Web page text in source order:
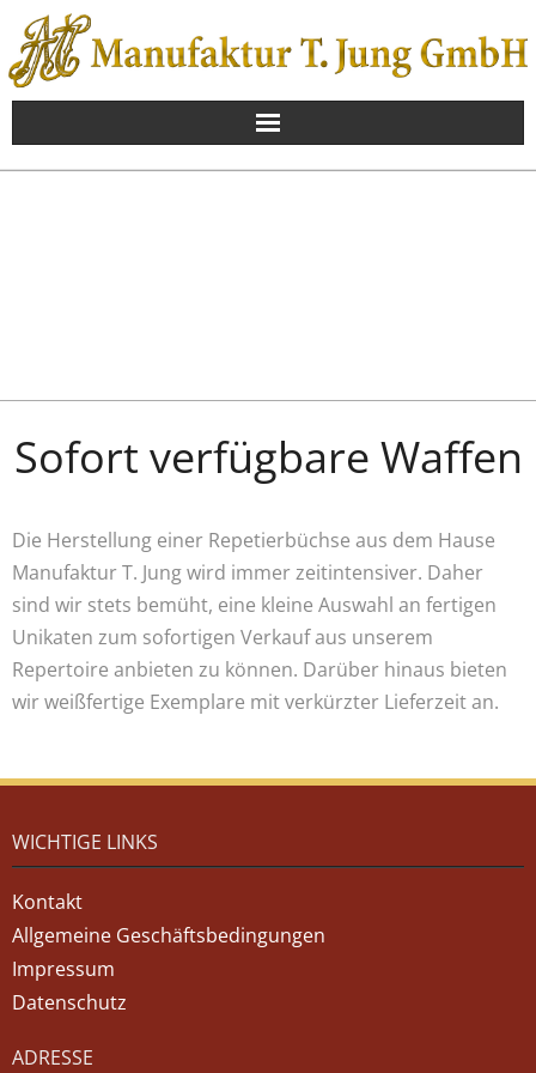
content
Sofort verfügbare Waffen
Die Herstellung einer Repetierbüchse aus dem Hause
Manufaktur T. Jung wird immer zeitintensiver. Daher
sind wir stets bemüht, eine kleine Auswahl an fertigen
Unikaten zum sofortigen Verkauf aus unserem
Repertoire anbieten zu können. Darüber hinaus bieten
wir weißfertige Exemplare mit verkürzter Lieferzeit an.
WICHTIGE LINKS
Kontakt
Allgemeine Geschäftsbedingungen
Impressum
Datenschutz
ADRESSE